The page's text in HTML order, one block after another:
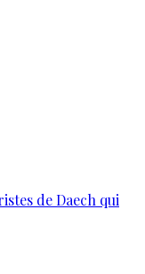
de Daech qui